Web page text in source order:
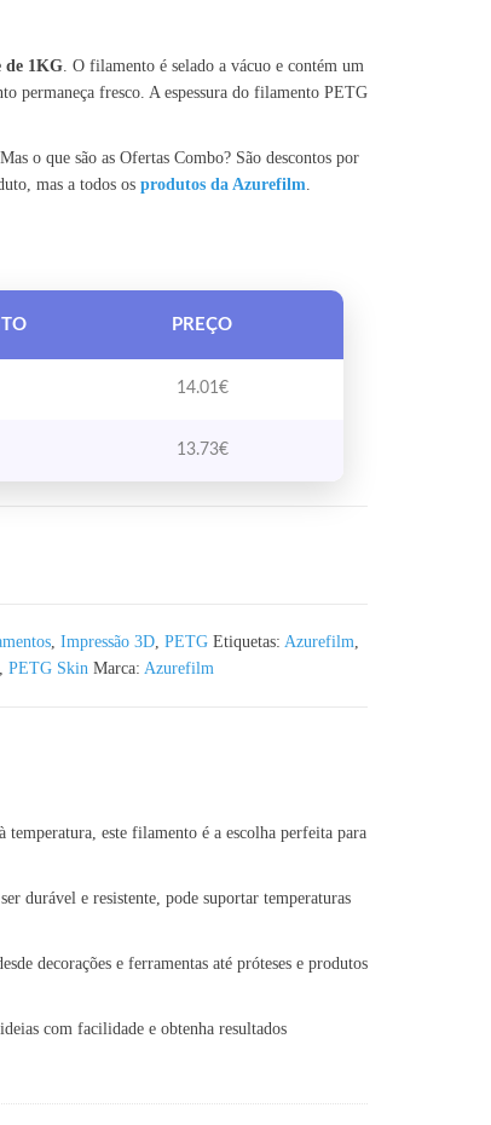
de 1KG. O filamento é selado a vácuo e contém um
permaneça fresco. A espessura do filamento PETG
o que são as Ofertas Combo? São descontos por
mas a todos os produtos da Azurefilm.
PREÇO
14.01€
13.73€
, Impressão 3D, PETG Etiquetas: Azurefilm,
PETG Skin Marca: Azurefilm
este filamento é a escolha perfeita para
durável e resistente, pode suportar temperaturas
decorações e ferramentas até próteses e produtos
com facilidade e obtenha resultados